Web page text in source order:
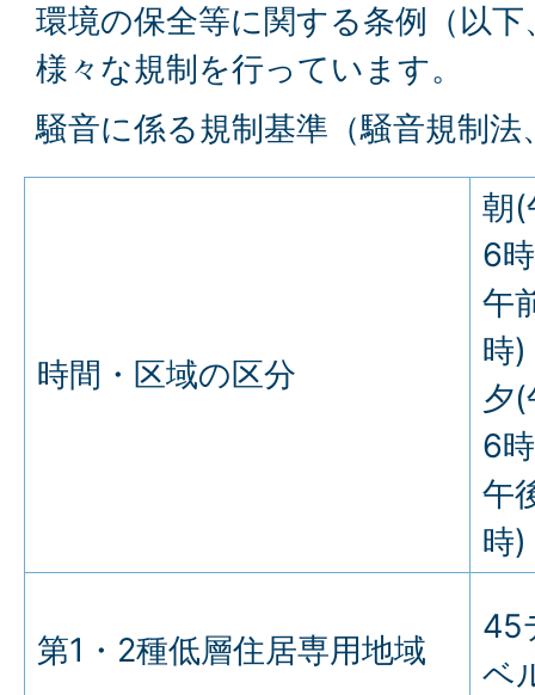
環境の保全等に関する条例（以
様々な規制を行っています。
騒音に係る規制基準（騒音規制法
時間・区域の区分
朝(
6
午
時)
夕
6
午
時)
第1・2種低層住居専用地域
45
ベ